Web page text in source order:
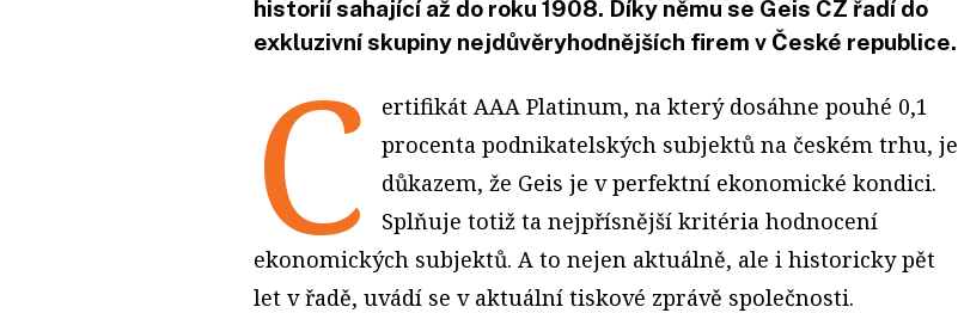
historií sahající až do roku 1908. Díky němu se Geis CZ řadí do
exkluzivní skupiny nejdůvěryhodnějších firem v České republice.
C
ertifikát AAA Platinum, na který dosáhne pouhé 0,1
procenta podnikatelských subjektů na českém trhu, je
důkazem, že Geis je v perfektní ekonomické kondici.
Splňuje totiž ta nejpřísnější kritéria hodnocení
ekonomických subjektů. A to nejen aktuálně, ale i historicky pět
let v řadě, uvádí se v aktuální tiskové zprávě společnosti.